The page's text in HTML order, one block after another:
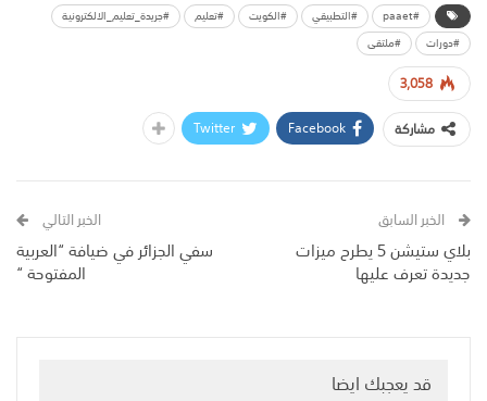
#paaet #التطبيقي #الكويت #تعليم
#جريدة_تعليم_الالكترونية
#دورات
#ملتقى
3,058
مشاركة
Facebook
Twitter
الخبر السابق
بلاي ستيشن 5 يطرح ميزات
جديدة تعرف عليها
الخبر التالي
سفي الجزائر في ضيافة “العربية
المفتوحة “
قد يعجبك ايضا